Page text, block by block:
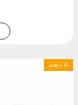
۵ درصد